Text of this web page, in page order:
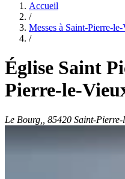
Accueil
/
Messes à Saint-Pierre-
/
Église Saint
Pierre-le-
Le Bourg,, 85420 Saint-Pierre-